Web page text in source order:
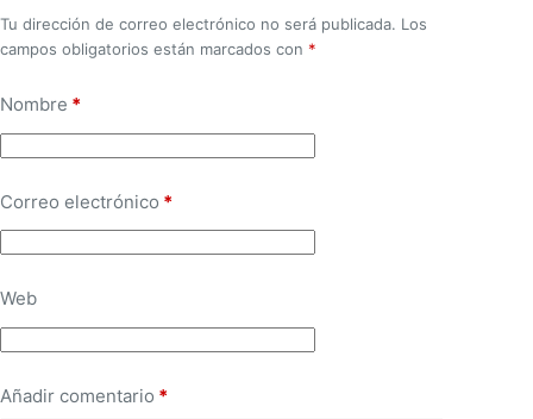
Tu dirección de correo electrónico no será publicada. Los
campos obligatorios están marcados con *
Nombre *
Correo electrónico *
Web
Añadir comentario *